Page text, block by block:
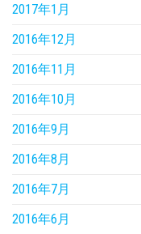
2017年1月
2016年12月
2016年11月
2016年10月
2016年9月
2016年8月
2016年7月
2016年6月